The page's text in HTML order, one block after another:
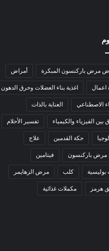
مرض باركنسون المبكرة أمراض
اعمال اغذية بناء العضلات وحرق الدهون
الاصطناعي العناية بالذات
بين الفيزياء والكيمياء تفسير الأحلام
حكة القدمين علاج
مرض باركنسون فيتامين
بوليسية كلب مرض الزهايمر
هرمز مكملات غذائية